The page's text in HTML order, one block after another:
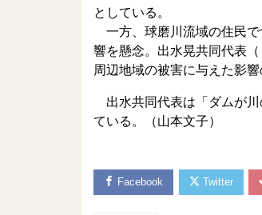
としている。
一方、球磨川流域の住民で
響を懸念。出水晃共同代表
周辺地域の被害に与えた影響
出水共同代表は「ダムが川
ている。（山本文子）
Facebook Twitter